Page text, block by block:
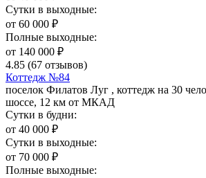
Сутки в выходные:
от 60 000 ₽
Полные выходные:
от 140 000 ₽
4.85 (67 отзывов)
Коттедж №84
поселок Филатов Луг , коттедж на 30
шоссе, 12 км от МКАД
Сутки в будни:
от 40 000 ₽
Сутки в выходные:
от 70 000 ₽
Полные выходные: